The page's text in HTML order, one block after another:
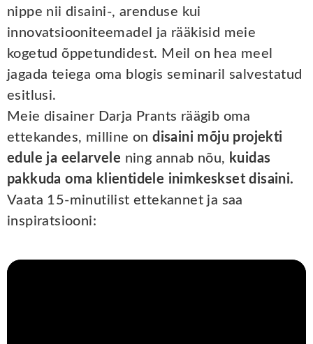
nippe nii disaini-, arenduse kui
innovatsiooniteemadel ja rääkisid meie
kogetud õppetundidest. Meil on hea meel
jagada teiega oma blogis seminaril salvestatud
esitlusi.
Meie disainer Darja Prants räägib oma
ettekandes, milline ondisaini mõju projekti
edule ja eelarvele ning annab nõu, kuidas
pakkuda oma klientidele inimkeskset disaini.
Vaata 15-minutilist ettekannet ja saa
inspiratsiooni: